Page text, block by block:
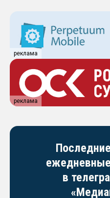
реклама
реклама
в